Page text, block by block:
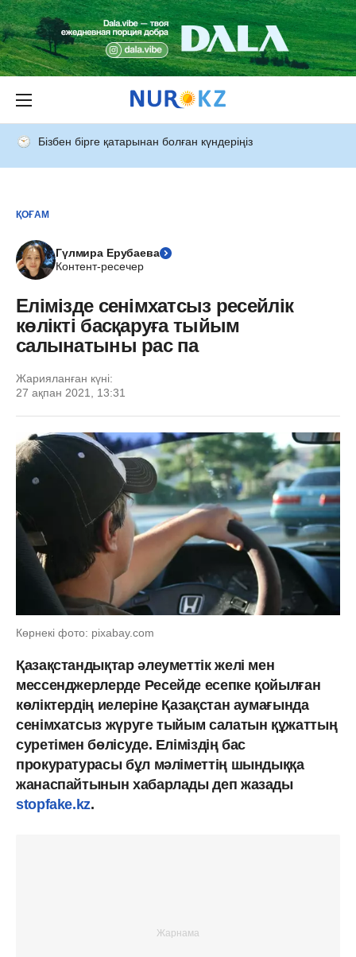
Бізбен бірге қатарынан болған күндеріңіз
ҚОҒАМ
Гүлмира Ерубаева
Контент-ресечер
Елімізде сенімхатсыз ресейлік
көлікті басқаруға тыйым
салынатыны рас па
Жарияланған күні:
27 ақпан 2021, 13:31
Көрнекі фото: pixabay.com
Қазақстандықтар әлеуметтік желі мен
мессенджерлерде Ресейде есепке қойылған
көліктердің иелеріне Қазақстан аумағында
сенімхатсыз жүруге тыйым салатын құжаттың
суретімен бөлісуде. Еліміздің бас
прокуратурасы бұл мәліметтің шындыққа
жанаспайтынын хабарлады деп жазады
stopfake.kz.